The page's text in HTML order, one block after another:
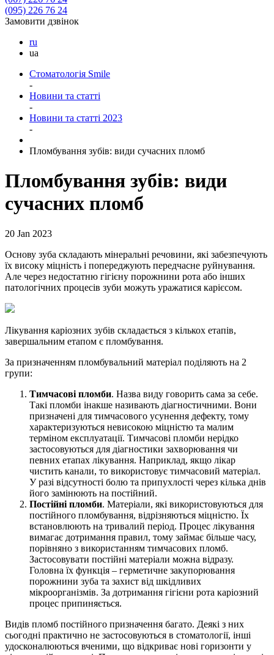
(095) 226 76 24
Замовити дзвінок
ru
ua
Стоматологія Smile
-
Новини та статті
-
Новини та статті 2023
-
Пломбування зубів: види сучасних пломб
Пломбування зубів: види
сучасних пломб
20 Jan 2023
Основу зуба складають мінеральні речовини, які забезпечують
їх високу міцність і попереджують передчасне руйнування.
Але через недостатню гігієну порожнини рота або інших
патологічних процесів зуби можуть уражатися карієсом.
Лікування каріозних зубів складається з кількох етапів,
завершальним етапом є пломбування.
За призначенням пломбувальний матеріал поділяють на 2
групи:
Тимчасові пломби. Назва виду говорить сама за себе.
Такі пломби інакше називають діагностичними. Вони
призначені для тимчасового усунення дефекту, тому
характеризуються невисокою міцністю та малим
терміном експлуатації. Тимчасові пломби нерідко
застосовуються для діагностики захворювання чи
певних етапах лікування. Наприклад, якщо лікар
чистить канали, то використовує тимчасовий матеріал.
У разі відсутності болю та припухлості через кілька днів
його замінюють на постійний.
Постійні пломби. Матеріали, які використовуються для
постійного пломбування, відрізняються міцністю. Їх
встановлюють на тривалий період. Процес лікування
вимагає дотримання правил, тому займає більше часу,
порівняно з використанням тимчасових пломб.
Застосовувати постійні матеріали можна відразу.
Головна їх функція – герметичне закупорювання
порожнини зуба та захист від шкідливих
мікроорганізмів. За дотримання гігієни рота каріозний
процес припиняється.
Видів пломб постійного призначення багато. Деякі з них
сьогодні практично не застосовуються в стоматології, інші
удосконалюються вченими, що відкриває нові горизонти у